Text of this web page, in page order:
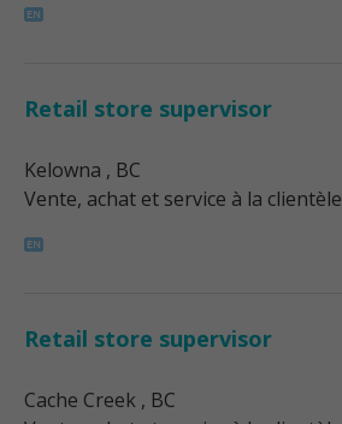
Retail store supervisor
Kelowna , BC
Vente, achat et service à la clientèle
Retail store supervisor
Cache Creek , BC